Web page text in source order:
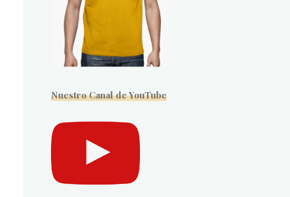
Nuestro Canal de YouTube